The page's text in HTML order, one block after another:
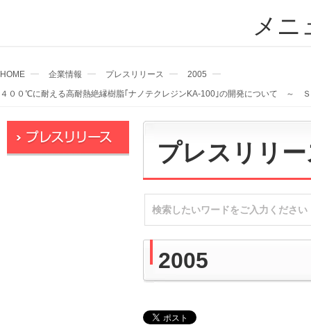
メニ
HOME 企業情報 プレスリリース
2005
４００℃に耐える高耐熱絶縁樹脂｢ナノテクレジンKA-100｣の開発について ～
プレスリリ
2005